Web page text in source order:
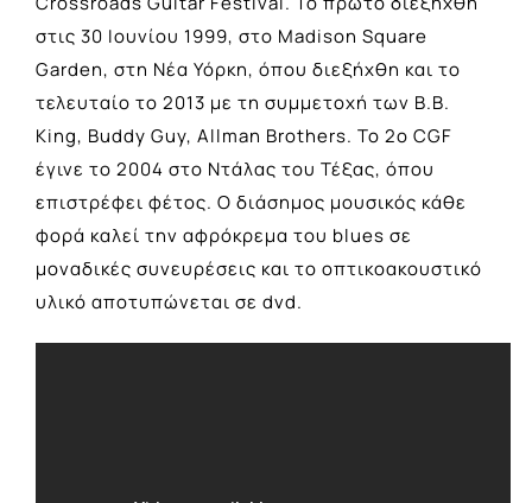
στις 30 Ιουνίου 1999, στο Madison Square
Garden, στη Νέα Υόρκη, όπου διεξήχθη και το
τελευταίο το 2013 με τη συμμετοχή των B.B.
King, Buddy Guy, Allman Brothers. Το 2o CGF
έγινε το 2004 στο Ντάλας του Τέξας, όπου
επιστρέφει φέτος. Ο διάσημος μουσικός κάθε
φορά καλεί την αφρόκρεμα του blues σε
μοναδικές συνευρέσεις και το οπτικοακουστικό
υλικό αποτυπώνεται σε dvd.